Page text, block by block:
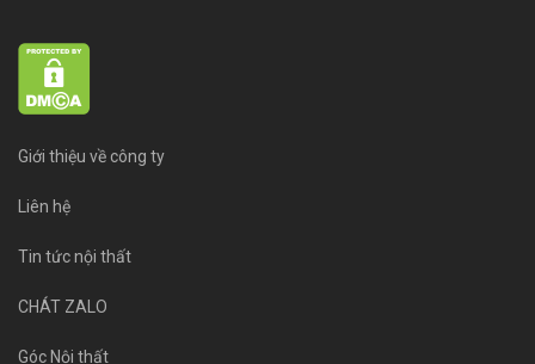
Giới thiệu về công ty
Liên hệ
Tin tức nội thất
CHÁT ZALO
Góc Nội thất